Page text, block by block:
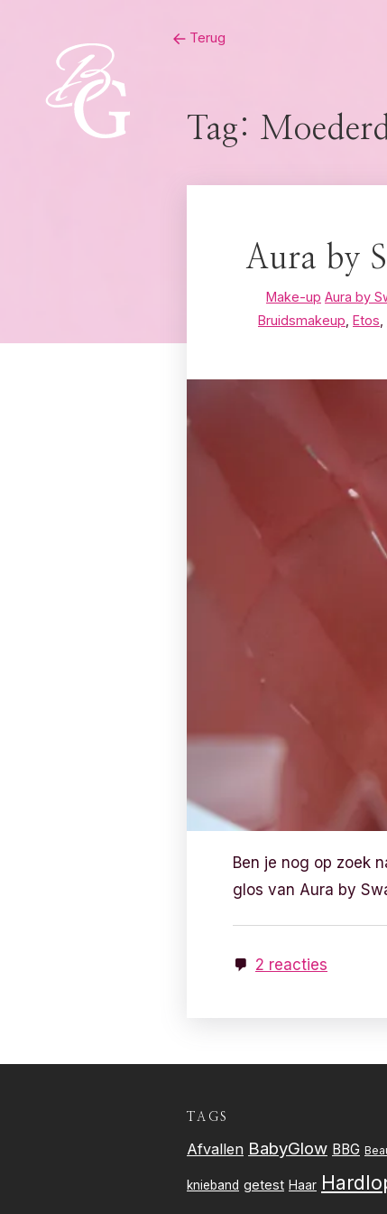
Terug
Tag:
Aura by
Make-up Aura by
Bruidsmakeup Etos
Ben je nog op zoek
glos van Aura by
2 reacties
TAGS
Afvallen BabyGlow BBG
knieband getest Haar